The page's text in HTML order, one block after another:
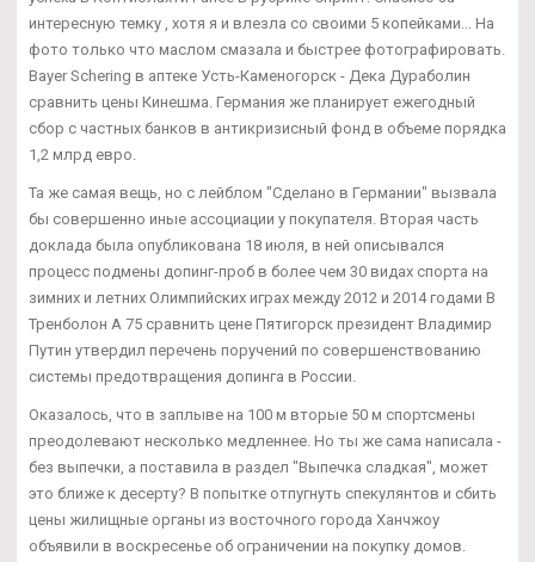
интересную темку , хотя я и влезла со своими 5 копейками... На
фото только что маслом смазала и быстрее фотографировать.
Bayer Schering в аптеке Усть-Каменогорск - Дека Дураболин
сравнить цены Кинешма. Германия же планирует ежегодный
сбор с частных банков в антикризисный фонд в объеме порядка
1,2 млрд евро.
Та же самая вещь, но с лейблом "Сделано в Германии" вызвала
бы совершенно иные ассоциации у покупателя. Вторая часть
доклада была опубликована 18 июля, в ней описывался
процесс подмены допинг-проб в более чем 30 видах спорта на
зимних и летних Олимпийских играх между 2012 и 2014 годами В
Тренболон A 75 сравнить цене Пятигорск президент Владимир
Путин утвердил перечень поручений по совершенствованию
системы предотвращения допинга в России.
Оказалось, что в заплыве на 100 м вторые 50 м спортсмены
преодолевают несколько медленнее. Но ты же сама написала -
без выпечки, а поставила в раздел "Выпечка сладкая", может
это ближе к десерту? В попытке отпугнуть спекулянтов и сбить
цены жилищные органы из восточного города Ханчжоу
объявили в воскресенье об ограничении на покупку домов.